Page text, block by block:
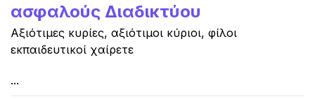
ασφαλούς Διαδικτύου
Αξιότιμες κυρίες, αξιότιμοι κύριοι, φίλοι
εκπαιδευτικοί χαίρετε
...